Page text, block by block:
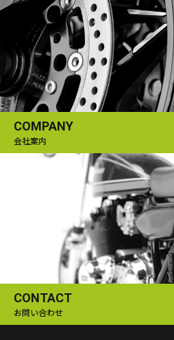
COMPANY
会社案内
CONTACT
お問い合わせ